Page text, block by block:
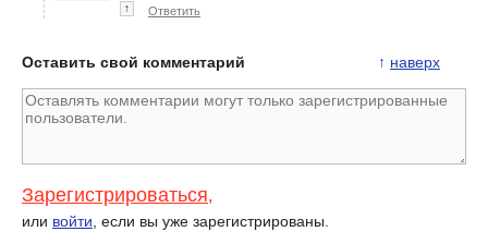
↑ Ответить
↑ наверх
Оставить свой комментарий
Зарегистрироваться,
или войти , если вы уже зарегистрированы.